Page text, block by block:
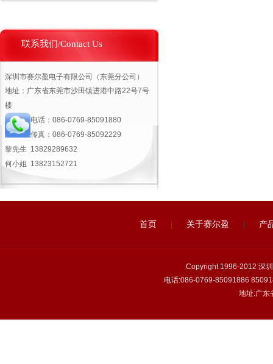
联系我们/Contact Us
深圳市赛尔盈电子有限公司（东莞分公司）
地址：广东省东莞市沙田镇进港中路22号7号
楼
电话： 086-0769-85091880
传真： 086-0769-85092229
黎先生 13829289632
何小姐 13823152721
首页 关于赛尔盈 产
Copyright 1996-2012 深
电话:086-0769-85091886
地址:广东